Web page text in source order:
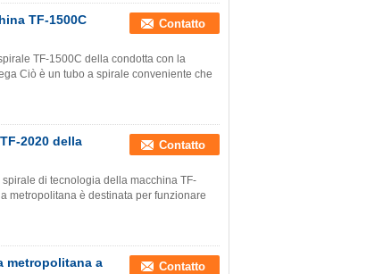
TF-1500C
Contatto
TF-1500C della condotta con la
Ciò è un tubo a spirale conveniente che
2020 della
Contatto
di tecnologia della macchina TF-
metropolitana è destinata per funzionare
metropolitana a
Contatto